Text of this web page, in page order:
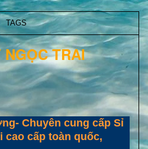
TAGS
TRAI
Chuyên cung cấp Sỉ
cao cấp toàn quốc,